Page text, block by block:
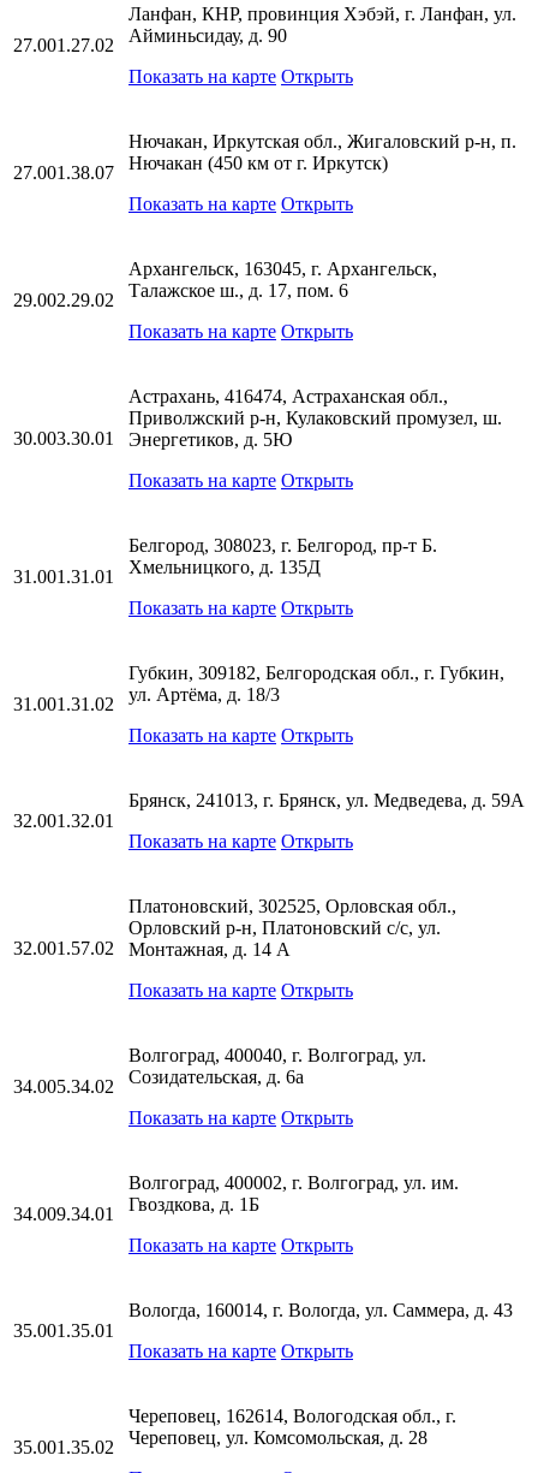
27.001.27.02
Ланфан, КНР, провинция Хэбэй, г. Ланфан, ул.
Айминьсидау, д. 90
Показать на карте Открыть
27.001.38.07
Нючакан, Иркутская обл., Жигаловский р-н, п.
Нючакан (450 км от г. Иркутск)
Показать на карте Открыть
29.002.29.02
Архангельск, 163045, г. Архангельск,
Талажское ш., д. 17, пом. 6
Показать на карте Открыть
30.003.30.01
Астрахань, 416474, Астраханская обл.,
Приволжский р-н, Кулаковский промузел, ш.
Энергетиков, д. 5Ю
Показать на карте Открыть
31.001.31.01
Белгород, 308023, г. Белгород, пр-т Б.
Хмельницкого, д. 135Д
Показать на карте Открыть
31.001.31.02
Губкин, 309182, Белгородская обл., г. Губкин,
ул. Артёма, д. 18/3
Показать на карте Открыть
32.001.32.01
Брянск, 241013, г. Брянск, ул. Медведева, д. 59А
Показать на карте Открыть
32.001.57.02
Платоновский, 302525, Орловская обл.,
Орловский р-н, Платоновский с/с, ул.
Монтажная, д. 14 А
Показать на карте Открыть
34.005.34.02
Волгоград, 400040, г. Волгоград, ул.
Созидательская, д. 6а
Показать на карте Открыть
34.009.34.01
Волгоград, 400002, г. Волгоград, ул. им.
Гвоздкова, д. 1Б
Показать на карте Открыть
35.001.35.01
Вологда, 160014, г. Вологда, ул. Саммера, д. 43
Показать на карте Открыть
35.001.35.02
Череповец, 162614, Вологодская обл., г.
Череповец, ул. Комсомольская, д. 28